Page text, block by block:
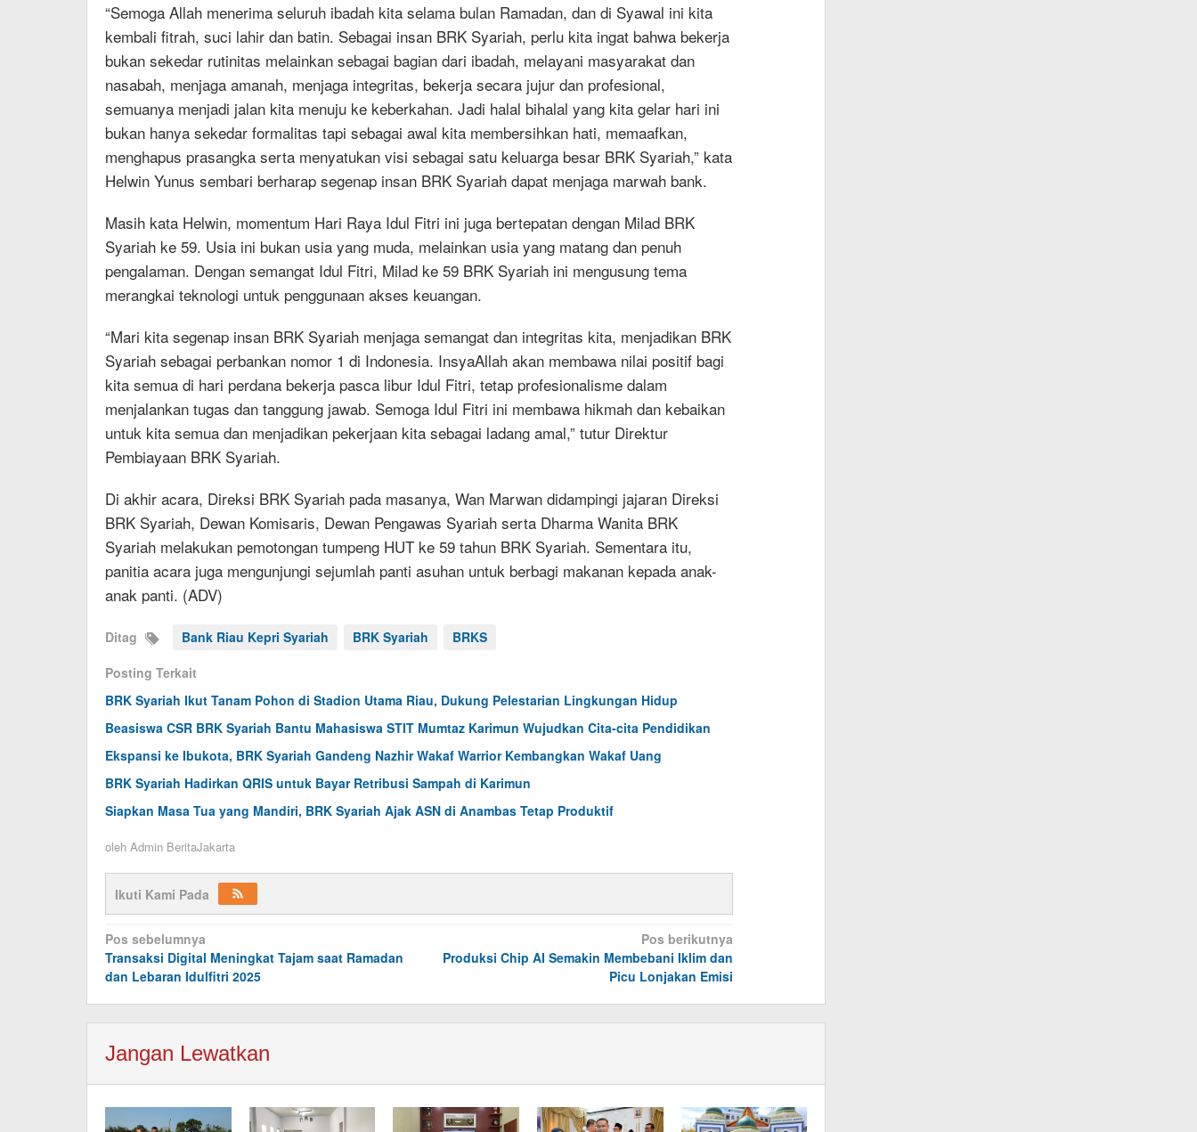
“Semoga Allah menerima seluruh ibadah kita selama bulan Ramadan, dan di Syawal ini kita
kembali fitrah, suci lahir dan batin. Sebagai insan BRK Syariah, perlu kita ingat bahwa bekerja
bukan sekedar rutinitas melainkan sebagai bagian dari ibadah, melayani masyarakat dan
nasabah, menjaga amanah, menjaga integritas, bekerja secara jujur dan profesional,
semuanya menjadi jalan kita menuju ke keberkahan. Jadi halal bihalal yang kita gelar hari ini
bukan hanya sekedar formalitas tapi sebagai awal kita membersihkan hati, memaafkan,
menghapus prasangka serta menyatukan visi sebagai satu keluarga besar BRK Syariah,” kata
Helwin Yunus sembari berharap segenap insan BRK Syariah dapat menjaga marwah bank.
Masih kata Helwin, momentum Hari Raya Idul Fitri ini juga bertepatan dengan Milad BRK
Syariah ke 59. Usia ini bukan usia yang muda, melainkan usia yang matang dan penuh
pengalaman. Dengan semangat Idul Fitri, Milad ke 59 BRK Syariah ini mengusung tema
merangkai teknologi untuk penggunaan akses keuangan.
“Mari kita segenap insan BRK Syariah menjaga semangat dan integritas kita, menjadikan BRK
Syariah sebagai perbankan nomor 1 di Indonesia. InsyaAllah akan membawa nilai positif bagi
kita semua di hari perdana bekerja pasca libur Idul Fitri, tetap profesionalisme dalam
menjalankan tugas dan tanggung jawab. Semoga Idul Fitri ini membawa hikmah dan kebaikan
untuk kita semua dan menjadikan pekerjaan kita sebagai ladang amal,” tutur Direktur
Pembiayaan BRK Syariah.
Di akhir acara, Direksi BRK Syariah pada masanya, Wan Marwan didampingi jajaran Direksi
BRK Syariah, Dewan Komisaris, Dewan Pengawas Syariah serta Dharma Wanita BRK
Syariah melakukan pemotongan tumpeng HUT ke 59 tahun BRK Syariah. Sementara itu,
panitia acara juga mengunjungi sejumlah panti asuhan untuk berbagi makanan kepada anak-
anak panti. (ADV)
Ditag Bank Riau Kepri Syariah BRK Syariah
BRKS
Posting Terkait
BRK Syariah Ikut Tanam Pohon di Stadion Utama Riau, Dukung Pelestarian Lingkungan Hidup
Beasiswa CSR BRK Syariah Bantu Mahasiswa STIT Mumtaz Karimun Wujudkan Cita-cita Pendidikan
Ekspansi ke Ibukota, BRK Syariah Gandeng Nazhir Wakaf Warrior Kembangkan Wakaf Uang
BRK Syariah Hadirkan QRIS untuk Bayar Retribusi Sampah di Karimun
Siapkan Masa Tua yang Mandiri, BRK Syariah Ajak ASN di Anambas Tetap Produktif
oleh Admin BeritaJakarta
Ikuti Kami Pada
Navigasi
pos
Pos sebelumnya
Transaksi Digital Meningkat Tajam saat Ramadan
dan Lebaran Idulfitri 2025
Pos berikutnya
Produksi Chip AI Semakin Membebani Iklim dan
Picu Lonjakan Emisi
Jangan Lewatkan